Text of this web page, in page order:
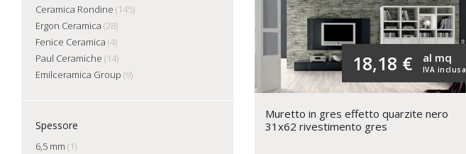
Ceramica Rondine (145)
Ergon Ceramica (28)
Fenice Ceramica (4)
Paul Ceramiche (14)
Emilceramica Group (9)
Spessore
6,5 mm (1)
18,18 € IVA inclusa
al mq
Muretto in gres effetto quarzite nero
31x62 rivestimento gres